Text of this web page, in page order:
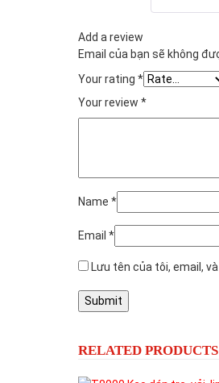
Add a review
Email của bạn sẽ không
Your rating *
Your review *
Name *
Email *
Lưu tên của tôi, email,
RELATED PRODUCTS